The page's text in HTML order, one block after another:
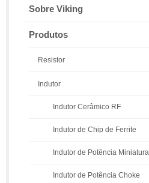
Sobre Viking
Produtos
Resistor
Indutor
Indutor Cerâmico RF
Indutor de Chip de Ferrite
Indutor de Potência Miniatura
Indutor de Potência Choke